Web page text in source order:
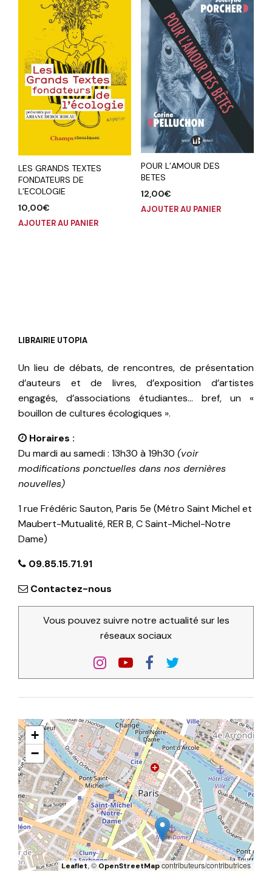
LES GRANDS TEXTES
FONDATEURS DE
L’ECOLOGIE
10,00€
AJOUTER AU PANIER
POUR L’AMOUR DES
BETES
12,00€
AJOUTER AU PANIER
LIBRAIRIE UTOPIA
Un lieu de débats, de rencontres, de présentation
d’auteurs et de livres, d’exposition d’artistes
engagés, d’associations étudiantes… bref, un «
bouillon de cultures écologiques ».
Horaires :
Du mardi au samedi : 13h30 à 19h30 (voir
modifications ponctuelles dans nos dernières
nouvelles)
1 rue Frédéric Sauton, Paris 5e (Métro Saint Michel et
Maubert-Mutualité, RER B, C Saint-Michel-Notre
Dame)
09.85.15.71.91
Contactez-nous
Vous pouvez suivre notre actualité sur les
réseaux sociaux
+
−
Leaflet, ©OpenStreetMapcontributeurs/contributrices